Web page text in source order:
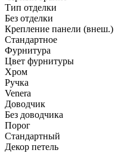
Тип отделки
Без отделки
Крепление панели (внеш.)
Стандартное
Фурнитура
Цвет фурнитуры
Хром
Ручка
Venera
Доводчик
Без доводчика
Порог
Стандартный
Декор петель